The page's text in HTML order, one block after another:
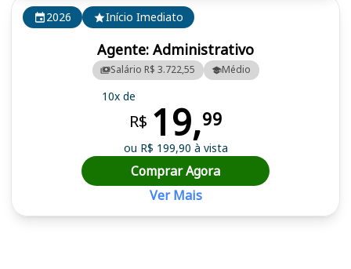
2026 Início Imediato
Agente: Administrativo
Salário R$ 3.722,55 Médio
10x de
R$ 19,99
ou R$ 199,90 à vista
Comprar Agora
Ver Mais